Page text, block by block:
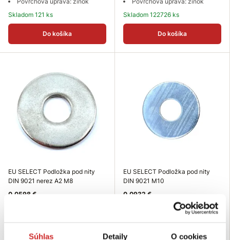
Súhlas Detaily O cookies
Skladom 121 ks
Do košíka
Skladom 122726 ks
Do košíka
EU SELECT Podložka pod nity
DIN 9021 nerez A2 M8
0,0598 €
EU SELECT Podložka pod nity
DIN 9021 M10
0,0932 €